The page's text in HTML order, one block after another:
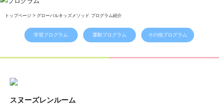
トップページ > グローバルキッズメソッド プログラム紹介
学習プログラム 運動プログラム その他プログラム
スヌーズレンルーム